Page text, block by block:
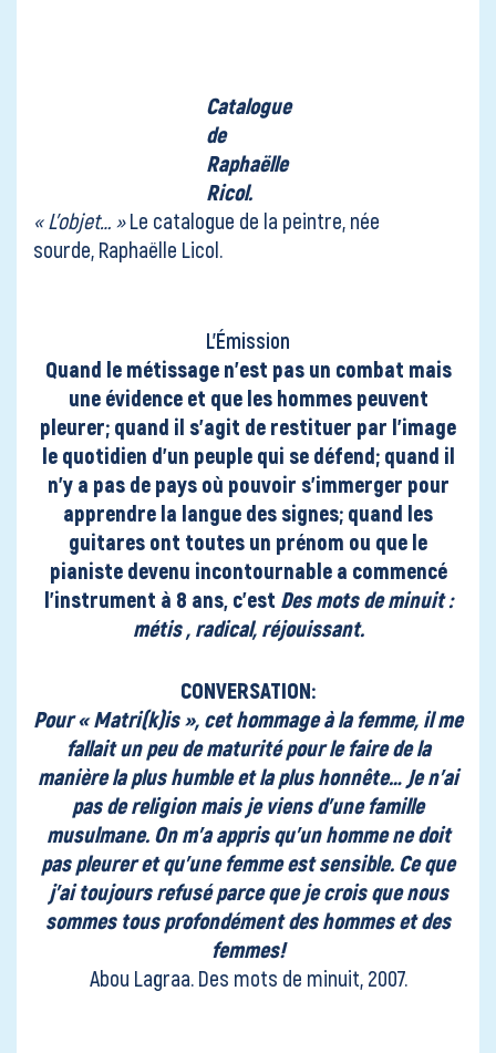
Catalogue
de
Raphaëlle
Ricol.
« L’objet… »Le catalogue de la peintre, née
sourde, Raphaëlle Licol
L’Émission
Quand le métissage n’est pas un combat mais
une évidence et que les hommes peuvent
pleurer; quand il s’agit de restituer par l’image
le quotidien d’un peuple qui se défend; quand il
n’y a pas de pays où pouvoir s’immerger pour
apprendre la langue des signes; quand les
guitares ont toutes un prénom ou que le
pianiste devenu incontournable a commencé
l’instrument à 8 ans, c’est Des mots de minuit :
métis , radical, réjouissant.
CONVERSATION:
Pour« Matri(k)is », cet hommage à la femme, il me
fallait un peu de maturité pour le faire de la
manière la plus humble et la plus honnête… Je n’ai
pas de religion mais je viens d’une famille
musulmane. On m’a appris qu’un homme ne doit
pas pleurer et qu’une femme est sensible. Ce que
j’ai toujours refusé parce que je crois que nous
sommes tous profondément des hommes et des
femmes!
Abou Lagraa. Des mots de minuit, 2007.